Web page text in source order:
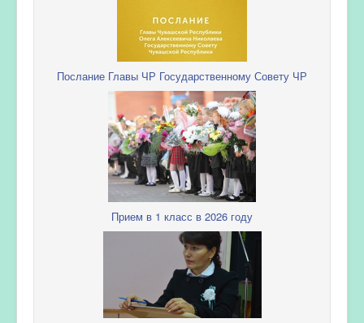
Послание Главы ЧР Государственному Совету ЧР
Прием в 1 класс в 2026 году